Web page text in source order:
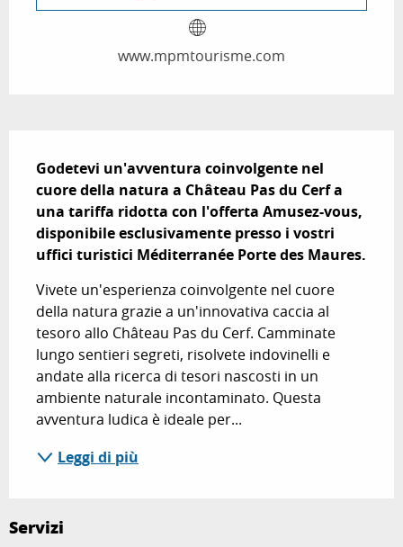
www.mpmtourisme.com
Godetevi un'avventura coinvolgente nel
cuore della natura a Château Pas du Cerf a
una tariffa ridotta con l'offerta Amusez-vous,
disponibile esclusivamente presso i vostri
uffici turistici Méditerranée Porte des Maures.
Vivete un'esperienza coinvolgente nel cuore
della natura grazie a un'innovativa caccia al
tesoro allo Château Pas du Cerf. Camminate
lungo sentieri segreti, risolvete indovinelli e
andate alla ricerca di tesori nascosti in un
ambiente naturale incontaminato. Questa
avventura ludica è ideale per...
Leggi di più
Servizi